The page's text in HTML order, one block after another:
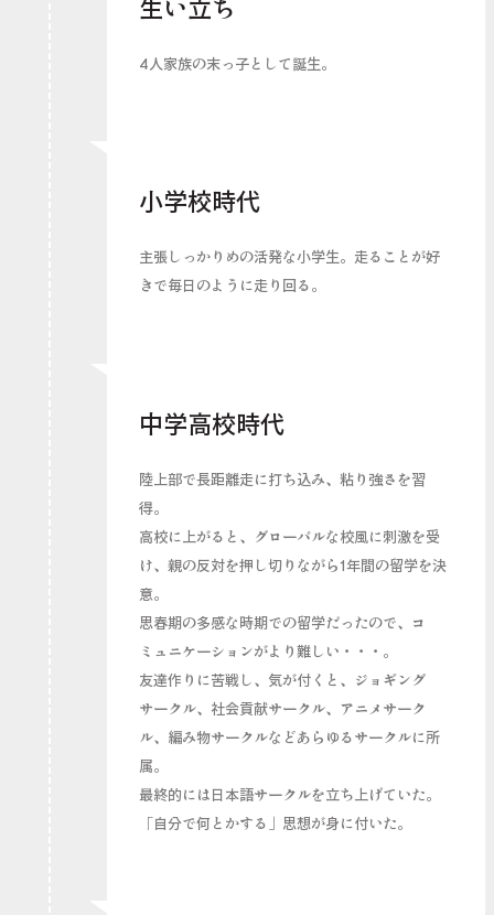
4人家族の末っ子として誕生。
小学校時代
主張しっかりめの活発な小学生。走ることが好
きで毎日のように走り回る。
中学高校時代
陸上部で長距離走に打ち込み、粘り強さを習
得。
高校に上がると、グローバルな校風に刺激を受
け、親の反対を押し切りながら1年間の留学を決
意。
思春期の多感な時期での留学だったので、コ
ミュニケーションがより難しい・・・。
友達作りに苦戦し、気が付くと、ジョギング
サークル、社会貢献サークル、アニメサーク
ル、編み物サークルなどあらゆるサークルに所
属。
最終的には日本語サークルを立ち上げていた。
「自分で何とかする」思想が身に付いた。